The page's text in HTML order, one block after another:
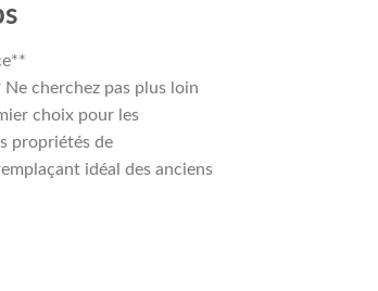
cherchez pas plus loin
choix pour les
propriétés de
idéal des anciens